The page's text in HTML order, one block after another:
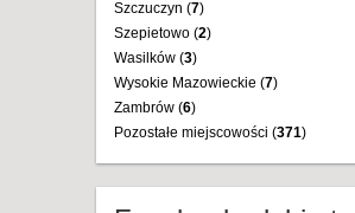
Szczuczyn (7)
Szepietowo (2)
Wasilków (3)
Wysokie Mazowieckie (7)
Zambrów (6)
Pozostałe miejscowości (371)